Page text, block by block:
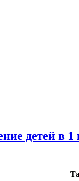
детей в 1